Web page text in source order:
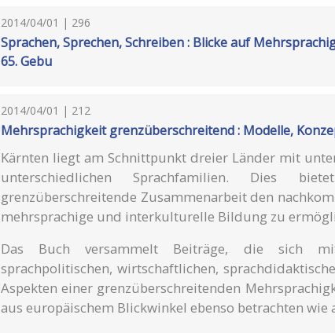
2014/04/01 | 296
Sprachen, Sprechen, Schreiben : Blicke auf
65. Gebu
2014/04/01 | 212
Mehrsprachigkeit grenzüberschreitend : Modelle,
Kärnten liegt am Schnittpunkt dreier Länder mit
unterschiedlichen Sprachfamilien. Dies
grenzüberschreitende Zusammenarbeit den
mehrsprachige und interkulturelle Bildung zu
Das Buch versammelt Beiträge, die sich mit
sprachpolitischen, wirtschaftlichen,
Aspekten einer grenzüberschreitenden
aus europäischem Blickwinkel ebenso betrachten wie